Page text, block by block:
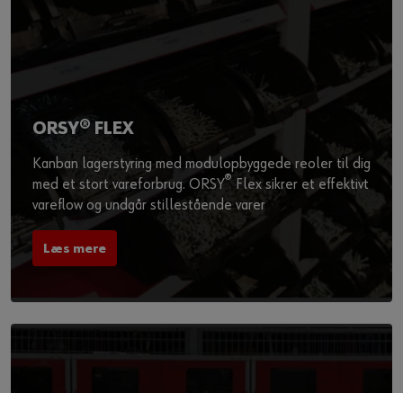
ORSY® FLEX
Kanban lagerstyring med modulopbyggede reoler til dig
med et stort vareforbrug. ORSY®
Flex sikrer et effektivt
vareflow og undgår stillestående varer
Læs mere